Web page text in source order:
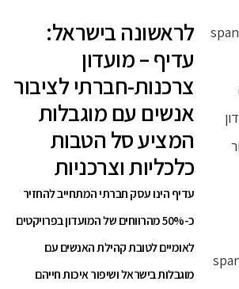
לראשונה בישראל:
עדיף – מועדון
צרכנות-חברתי לציבור
אנשים עם מוגבלות
המציע סל הטבות
כלכליות וצרכניות
עדיף הינו עסק חברתי המתחייב להחזיר
כ-50% מהרווחים של המועדון בפרויקטים
לאומיים לטובת קהילת האנשים עם
מוגבלות בישראל ושיפור איכות חייהם